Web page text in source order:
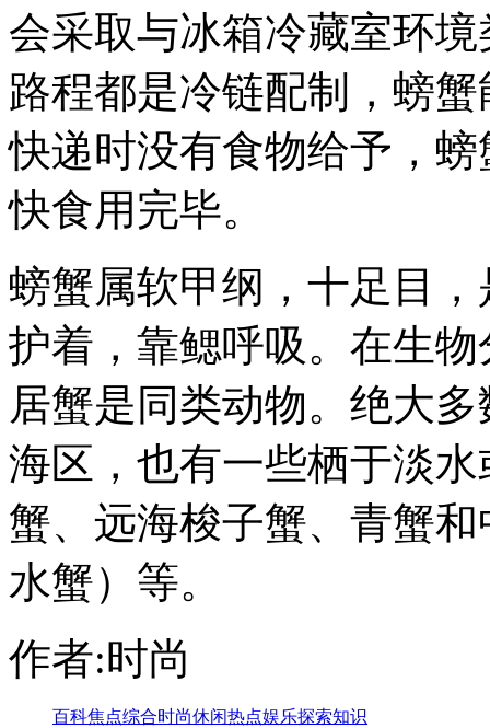
会采取与冰箱冷藏室环
路程都是冷链配制，螃
快递时没有食物给予，
快食用完毕。
螃蟹属软甲纲，十足目
护着，靠鳃呼吸。在生
居蟹是同类动物。绝大
海区，也有一些栖于淡
蟹、远海梭子蟹、青蟹
水蟹）等。
作者:时尚
百科焦点综合时尚休闲热点娱乐探索知识